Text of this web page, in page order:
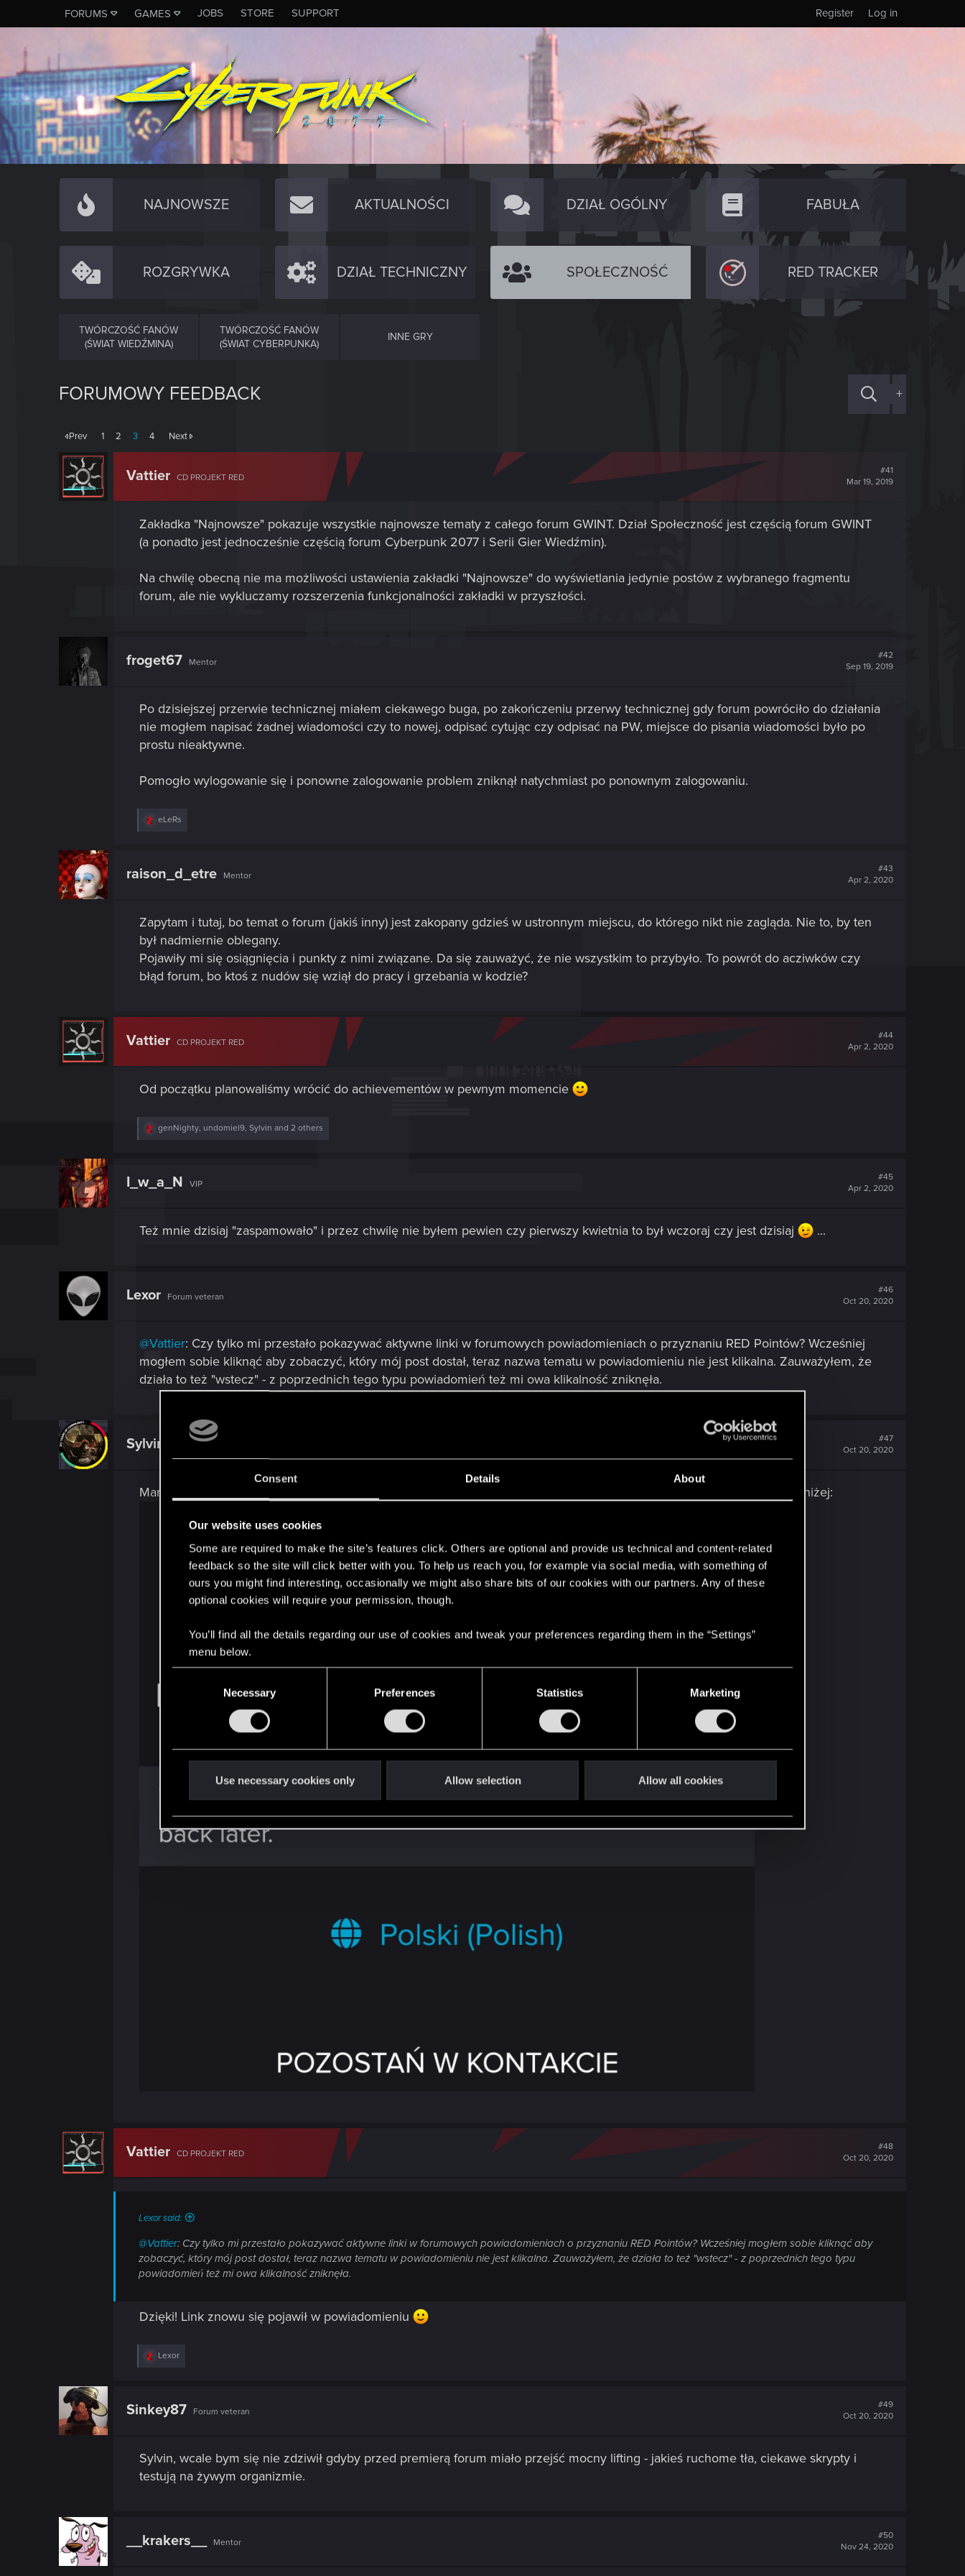
Consent Details About
Our website uses cookies
Some are required to make the site’s features click. Others are optional and provide us technical and content-related
feedback so the site will click better with you. To help us reach you, for example via social media, with something of
ours you might find interesting, occasionally we might also share bits of our cookies with our partners. Any of these
optional cookies will require your permission, though.
You’ll find all the details regarding our use of cookies and tweak your preferences regarding them in the “Settings”
menu below.
e
l
Necessary Preferences Statistics Marketing
Use necessary cookies only Allow selection Allow all cookies
FORUMS GAMES JOBS STORE SUPPORT Log in
Register
NAJNOWSZE AKTUALNOŚCI DZIAŁ OGÓLNY FABUŁA
ROZGRYWKA DZIAŁ TECHNICZNY SPOŁECZNOŚĆ RED TRACKER
TWÓRCZOŚĆ FANÓW
(ŚWIAT WIEDŹMINA)
TWÓRCZOŚĆ FANÓW
(ŚWIAT CYBERPUNKA)
INNE GRY
FORUMOWY FEEDBACK +
Prev 1 2 3 4 Next
Vattier CD PROJEKT RED
#41
Mar 19, 2019
Zakładka "Najnowsze" pokazuje wszystkie najnowsze tematy z całego forum GWINT. Dział Społeczność jest częścią forum GWINT
(a ponadto jest jednocześnie częścią forum Cyberpunk 2077 i Serii Gier Wiedźmin).
Na chwilę obecną nie ma możliwości ustawienia zakładki "Najnowsze" do wyświetlania jedynie postów z wybranego fragmentu
forum, ale nie wykluczamy rozszerzenia funkcjonalności zakładki w przyszłości.
froget67 Mentor
#42
Sep 19, 2019
Po dzisiejszej przerwie technicznej miałem ciekawego buga, po zakończeniu przerwy technicznej gdy forum powróciło do działania
nie mogłem napisać żadnej wiadomości czy to nowej, odpisać cytując czy odpisać na PW, miejsce do pisania wiadomości było po
prostu nieaktywne.
Pomogło wylogowanie się i ponowne zalogowanie problem zniknął natychmiast po ponownym zalogowaniu.
R
i
:
eLeRs
raison_d_etre Mentor
#43
Apr 2, 2020
Zapytam i tutaj, bo temat o forum (jakiś inny) jest zakopany gdzieś w ustronnym miejscu, do którego nikt nie zagląda. Nie to, by ten
był nadmiernie oblegany.
Pojawiły mi się osiągnięcia i punkty z nimi związane. Da się zauważyć, że nie wszystkim to przybyło. To powrót do acziwków czy
błąd forum, bo ktoś z nudów się wziął do pracy i grzebania w kodzie?
Vattier CD PROJEKT RED
#44
Apr 2, 2020
Od początku planowaliśmy wrócić do achievementów w pewnym momencie
R
i
:
genNighty, undomiel9, Sylvin and 2 others
I_w_a_N VIP
#45
Apr 2, 2020
Też mnie dzisiaj "zaspamowało" i przez chwilę nie byłem pewien czy pierwszy kwietnia to był wczoraj czy jest dzisiaj ...
Lexor Forum veteran
#46
Oct 20, 2020
@Vattier: Czy tylko mi przestało pokazywać aktywne linki w forumowych powiadomieniach o przyznaniu RED Pointów? Wcześniej
mogłem sobie kliknąć aby zobaczyć, który mój post dostał, teraz nazwa tematu w powiadomieniu nie jest klikalna. Zauważyłem, że
działa to też "wstecz" - z poprzednich tego typu powiadomień też mi owa klikalność zniknęła.
Sylvin
#47
Oct 20, 2020
Mam wrażenie, że są prowadzone jakieś prace w związku z forum. Dziś często pojawiają się u mnie komunikaty jak poniżej:
Vattier CD PROJEKT RED
#48
Oct 20, 2020
Lexor said:
@Vattier: Czy tylko mi przestało pokazywać aktywne linki w forumowych powiadomieniach o przyznaniu RED Pointów? Wcześniej mogłem sobie kliknąć aby
zobaczyć, który mój post dostał, teraz nazwa tematu w powiadomieniu nie jest klikalna. Zauważyłem, że działa to też "wstecz" - z poprzednich tego typu
powiadomień też mi owa klikalność zniknęła.
Dzięki! Link znowu się pojawił w powiadomieniu
R
i
:
Lexor
Sinkey87 Forum veteran
#49
Oct 20, 2020
Sylvin, wcale bym się nie zdziwił gdyby przed premierą forum miało przejść mocny lifting - jakieś ruchome tła, ciekawe skrypty i
testują na żywym organizmie.
__krakers__ Mentor
#50
Nov 24, 2020